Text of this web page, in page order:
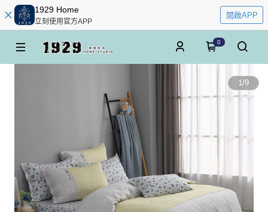
1929 Home
立刻使用官方APP
開啟APP
0
1/9